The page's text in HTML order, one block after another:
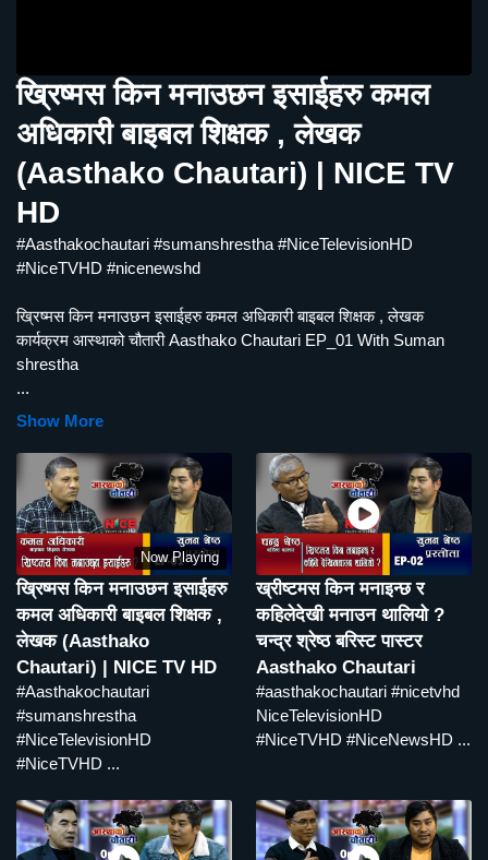
ख्रिष्मस किन मनाउछन इसाईहरु कमल
अधिकारी बाइबल शिक्षक , लेखक
(Aasthako Chautari) | NICE TV
HD
#Aasthakochautari #sumanshrestha #NiceTelevisionHD
#NiceTVHD #nicenewshd
ख्रिष्मस किन मनाउछन इसाईहरु कमल अधिकारी बाइबल शिक्षक , लेखक
कार्यक्रम आस्थाको चौतारी Aasthako Chautari EP_01 With Suman
shrestha
...
Show More
Now Playing
ख्रिष्मस किन मनाउछन इसाईहरु
कमल अधिकारी बाइबल शिक्षक ,
लेखक (Aasthako
Chautari) | NICE TV HD
#Aasthakochautari
#sumanshrestha
#NiceTelevisionHD
#NiceTVHD ...
ख्रीष्टमस किन मनाइन्छ र
कहिलेदेखी मनाउन थालियो ?
चन्द्र श्रेष्ठ बरिस्ट पास्टर
Aasthako Chautari
#aasthakochautari #nicetvhd
NiceTelevisionHD
#NiceTVHD #NiceNewsHD ...